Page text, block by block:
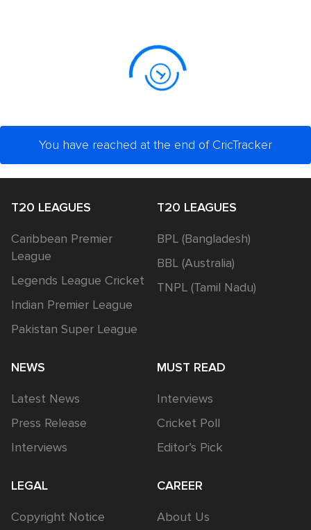
You have reached at the end of CricTracker
T20 LEAGUES
Caribbean Premier
League
Legends League Cricket
Indian Premier League
Pakistan Super League
T20 LEAGUES
BPL (Bangladesh)
BBL (Australia)
TNPL (Tamil Nadu)
NEWS
Latest News
Press Release
Interviews
MUST READ
Interviews
Cricket Poll
Editor’s Pick
LEGAL
Copyright Notice
CAREER
About Us